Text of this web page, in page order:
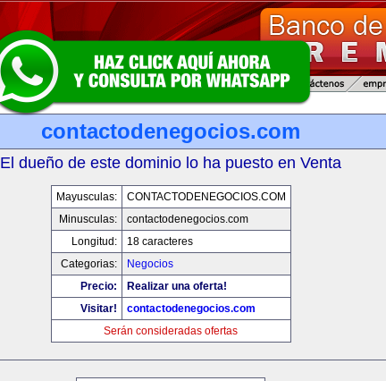
contactodenegocios.com
El dueño de este dominio lo ha puesto en Venta
Mayusculas:
CONTACTODENEGOCIOS.COM
Minusculas:
contactodenegocios.com
Longitud:
18 caracteres
Categorias:
Negocios
Precio:
Realizar una oferta!
Visitar!
contactodenegocios.com
Serán consideradas ofertas